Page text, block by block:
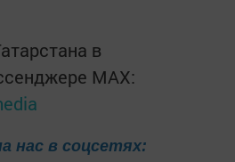
в
MАХ:
нас в соцсетях: